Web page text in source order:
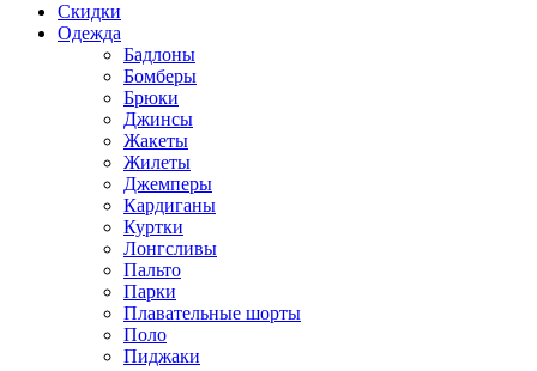
Скидки
Одежда
Бадлоны
Бомберы
Брюки
Джинсы
Жакеты
Жилеты
Джемперы
Кардиганы
Куртки
Лонгсливы
Пальто
Парки
Плавательные шорты
Поло
Пиджаки